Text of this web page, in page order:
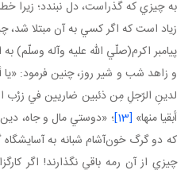
به چيزي كه گذراست، دل نبندد؛ زيرا
زياد است كه اگر كسي به آن مبتلا شد،
پيامبر اكرم(صلّي الله عليه وآله وسلّم)
و زاهد شب و شير روز، چنين فرمود:
لدينِ الرّجلِ مِن ذئبين ضاريين في زرْب
أبقيا منها» [13]؛ «دوستي مال و جاه،
كه دو گرگ خون‌آشام شبانه به آسايشگاه
چيزي از آن رمه باقي نگذارند! اگر